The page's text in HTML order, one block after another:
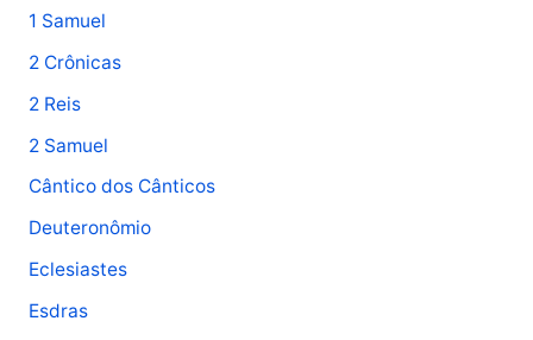
1 Samuel
2 Crônicas
2 Reis
2 Samuel
Cântico dos Cânticos
Deuteronômio
Eclesiastes
Esdras